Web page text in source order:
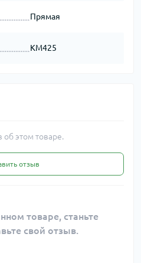
Прямая
KM425
об этом товаре.
отзыв
товаре, станьте
свой отзыв.